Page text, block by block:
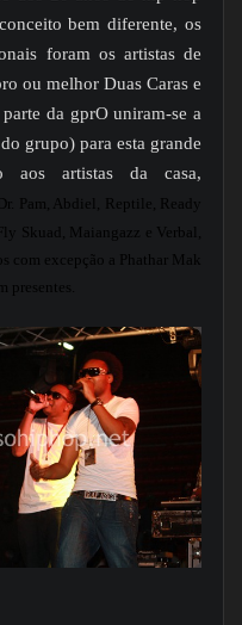
bem diferente, os
foram os artistas de
ou melhor Duas Caras e
da gprO uniram-se a
grupo) para esta grande
aos artistas da casa,
Dr. Pam, Abdiel, Reptile, Ready
Skuad, Maiangazz e Verbal,
com excepção a Phathar Mak
presentes.